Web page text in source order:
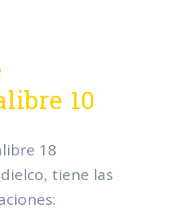
10
18
tiene las